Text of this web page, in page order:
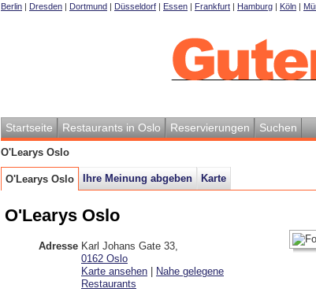
Berlin | Dresden | Dortmund | Düsseldorf | Essen | Frankfurt | Hamburg | Köln |
Startseite Restaurants in Oslo Reservierungen Suchen
O'Learys Oslo
O'Learys Oslo Ihre Meinung abgeben Karte
O'Learys Oslo
Adresse Karl Johans Gate 33,
0162 Oslo
Karte ansehen
Nahe gelegene
Restaurants